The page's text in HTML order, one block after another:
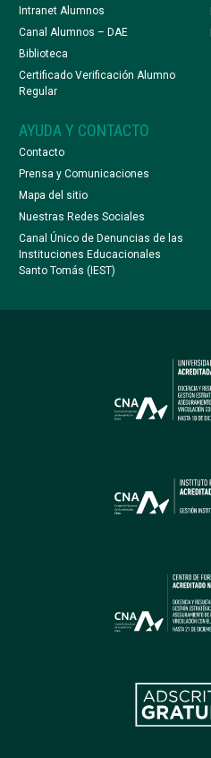
Intranet Alumnos
Canal Alumnos – DAE
Biblioteca
Certificado Verificación Alumno
Regular
AYUDA Y CONTACTO
Contacto
Prensa y Comunicaciones
Mapa del sitio
Nuestras Redes Sociales
Canal Único de Denuncias de las
Instituciones Educacionales
Santo Tomás (IEST)